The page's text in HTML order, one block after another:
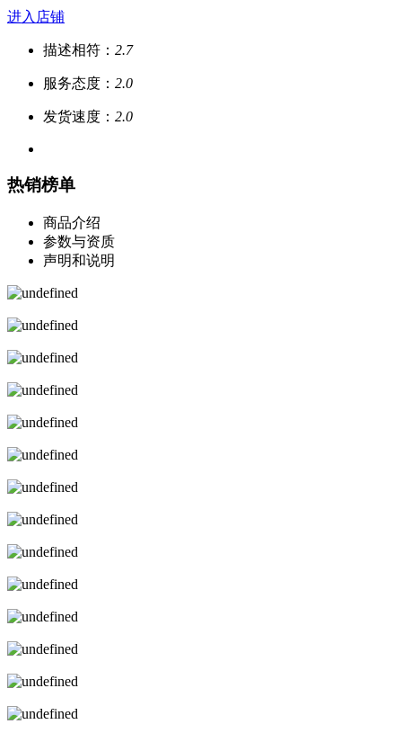
进入店铺
描述相符： 2.7
服务态度： 2.0
发货速度： 2.0
热销榜单
商品介绍
参数与资质
声明和说明